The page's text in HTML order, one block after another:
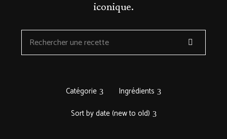
iconique.
Catégorie
Ingrédients
Sort by date (new to old)